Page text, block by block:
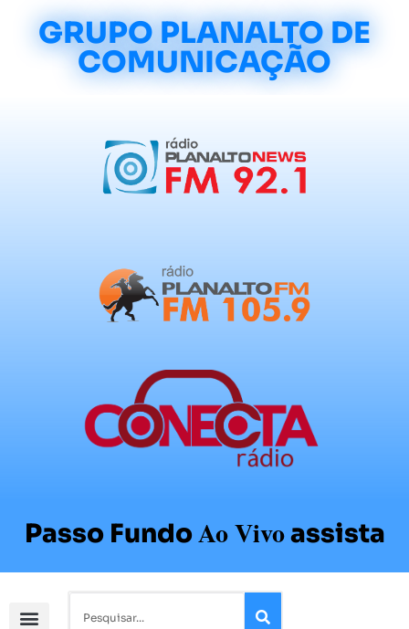
GRUPO PLANALTO DE
COMUNICAÇÃO
Passo FundoAo Vivoassista